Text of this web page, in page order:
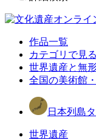
作品一覧
カテゴリで見る
世界遺産と無
全国の美術館
日本列島
世界遺産